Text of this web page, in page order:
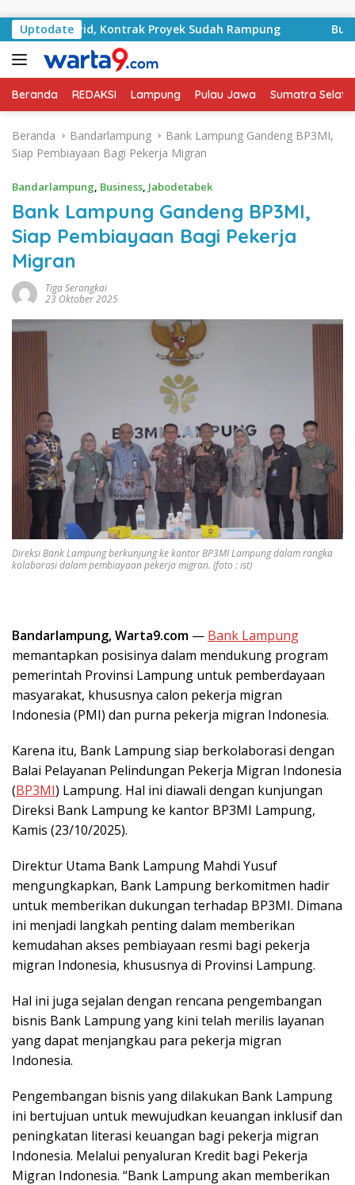
Uptodate
Basyid, Kontrak Proyek Sudah Rampung Bulan
Beranda REDAKSI Lampung Pulau Jawa Sumatra
Beranda Bandarlampung
Bank Lampung Gandeng BP3MI,
Siap Pembiayaan Bagi Pekerja Migran
Bandarlampung, Business, Jabodetabek
Bank Lampung Gandeng BP3MI,
Siap Pembiayaan Bagi Pekerja
Migran
Tiga Serangkai
23 Oktober 2025
Direksi Bank Lampung berkunjung ke kantor BP3MI Lampung dalam rangka
kolaborasi dalam pembiayaan pekerja migran. (foto : ist)
Bandarlampung, Warta9.com — Bank Lampung
memantapkan posisinya dalam mendukung program
pemerintah Provinsi Lampung untuk pemberdayaan
masyarakat, khususnya calon pekerja migran
Indonesia (PMI) dan purna pekerja migran Indonesia.
Karena itu, Bank Lampung siap berkolaborasi dengan
Balai Pelayanan Pelindungan Pekerja Migran Indonesia
(BP3MI) Lampung. Hal ini diawali dengan kunjungan
Direksi Bank Lampung ke kantor BP3MI Lampung,
Kamis (23/10/2025).
Direktur Utama Bank Lampung Mahdi Yusuf
mengungkapkan, Bank Lampung berkomitmen hadir
untuk memberikan dukungan terhadap BP3MI. Dimana
ini menjadi langkah penting dalam memberikan
kemudahan akses pembiayaan resmi bagi pekerja
migran Indonesia, khususnya di Provinsi Lampung.
Hal ini juga sejalan dengan rencana pengembangan
bisnis Bank Lampung yang kini telah merilis layanan
yang dapat menjangkau para pekerja migran
Indonesia.
Pengembangan bisnis yang dilakukan Bank Lampung
ini bertujuan untuk mewujudkan keuangan inklusif dan
peningkatan literasi keuangan bagi pekerja migran
Indonesia. Melalui penyaluran Kredit bagi Pekerja
Migran Indonesia. “Bank Lampung akan memberikan